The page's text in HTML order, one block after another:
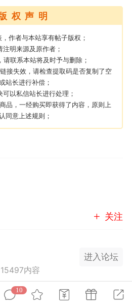
排行榜
程 联机招募
服务器外挂！
收到一些信息
10
权声明
作者与本站享有帖子版权；
明来源及原作者；
联系本站将及时予与删除；
接失效，请检查提取码是否复制了空
站长进行补偿；
以私信站长进行处理；
品，一经购买即获得了内容，原则上
同意上述规则；
关注
15497内容
进入论坛
、提问、分享平台。发帖请
绝违法信息！